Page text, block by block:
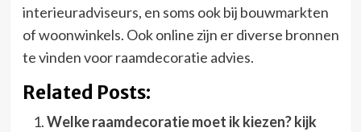
interieuradviseurs, en soms ook bij bouwmarkten
of woonwinkels. Ook online zijn er diverse bronnen
te vinden voor raamdecoratie advies.
Related Posts:
Welke raamdecoratie moet ik kiezen? kijk